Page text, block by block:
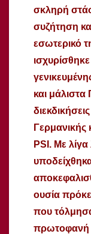
σκληρή
συζήτηση
εσωτερικό
και μάλιστα
Γερμανικής
PSI. Με
ουσία
που
πρωτοφανή